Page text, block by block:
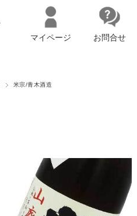
マイページへログイン
マイページ お問合せ
米宗/青木酒造